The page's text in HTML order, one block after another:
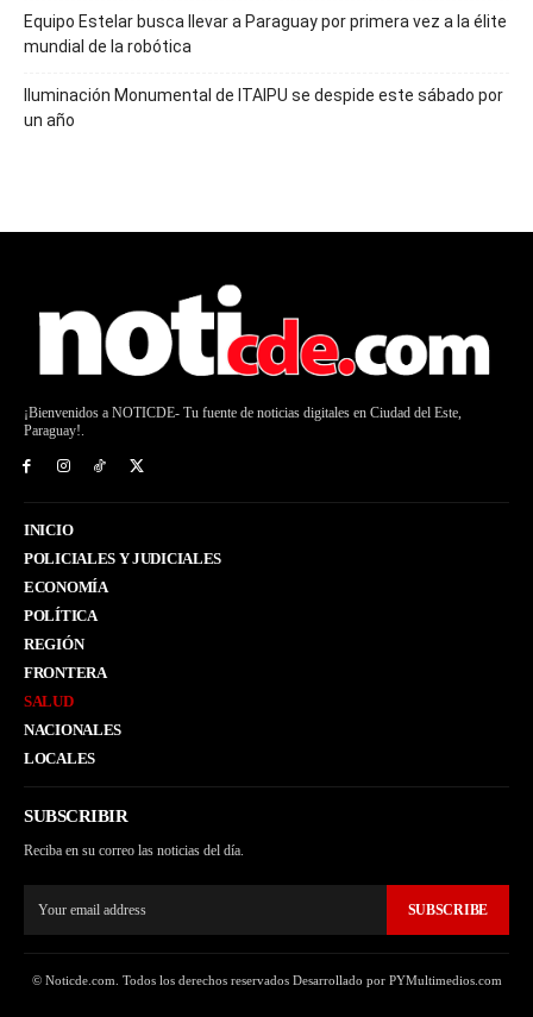
Equipo Estelar busca llevar a Paraguay por primera vez a la élite
mundial de la robótica
Iluminación Monumental de ITAIPU se despide este sábado por
un año
¡Bienvenidos a NOTICDE- Tu fuente de noticias digitales en Ciudad del Este,
Paraguay!.
INICIO
POLICIALES Y JUDICIALES
ECONOMÍA
POLÍTICA
REGIÓN
FRONTERA
SALUD
NACIONALES
LOCALES
SUBSCRIBIR
Reciba en su correo las noticias del día.
SUBSCRIBE
© Noticde.com. Todos los derechos reservados Desarrollado por PYMultimedios.com